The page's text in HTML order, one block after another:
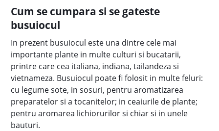
Cum se cumpara si se gateste
busuiocul
In prezent busuiocul este una dintre cele mai
importante plante in multe culturi si bucatarii,
printre care cea italiana, indiana, tailandeza si
vietnameza. Busuiocul poate fi folosit in multe feluri:
cu legume sote, in sosuri, pentru aromatizarea
preparatelor si a tocanitelor; in ceaiurile de plante;
pentru aromarea lichiorurilor si chiar si in unele
bauturi.